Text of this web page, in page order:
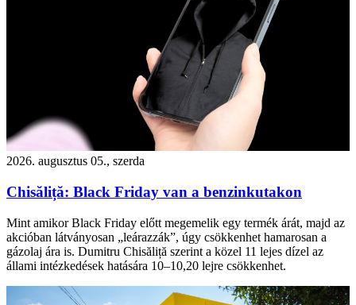
2026. augusztus 05., szerda
Chisăliță: Black Friday van a benzinkutakon
Mint amikor Black Friday előtt megemelik egy termék árát, majd az
akcióban látványosan „leárazzák”, úgy csökkenhet hamarosan a
gázolaj ára is. Dumitru Chisăliță szerint a közel 11 lejes dízel az
állami intézkedések hatására 10–10,20 lejre csökkenhet.